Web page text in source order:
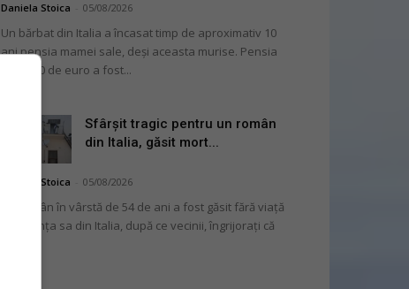
Daniela Stoica 05/08/2026
Un bărbat din Italia a încasat timp de aproximativ 10
ani pensia mamei sale, deși aceasta murise. Pensia
de 2.000 de euro a fost...
Sfârșit tragic pentru un român
din Italia, găsit mort...
Daniela Stoica 05/08/2026
Un român în vârstă de 54 de ani a fost găsit fără viață
în locuința sa din Italia, după ce vecinii, îngrijorați că